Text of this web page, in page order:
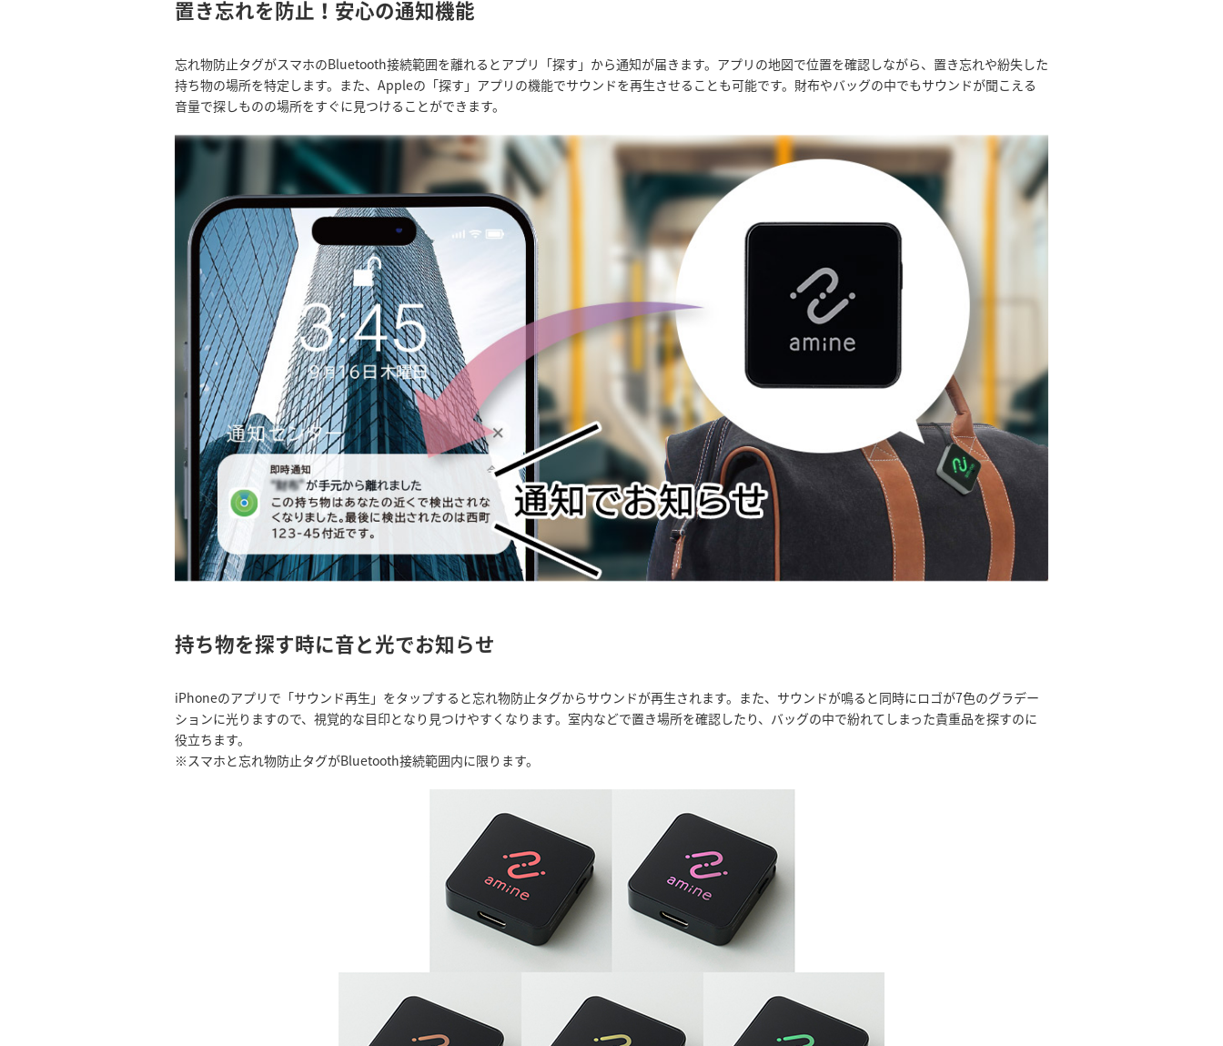
置き忘れを防止！安心の通知機能
忘れ物防止タグがスマホのBluetooth接続範囲を離れるとアプリ「探す」から通知が届きます。アプリの地図で位置を確認しながら、置き忘れや紛失した
持ち物の場所を特定します。また、Appleの「探す」アプリの機能でサウンドを再生させることも可能です。財布やバッグの中でもサウンドが聞こえる
音量で探しものの場所をすぐに見つけることができます。
持ち物を探す時に音と光でお知らせ
iPhoneのアプリで「サウンド再生」をタップすると忘れ物防止タグからサウンドが再生されます。また、サウンドが鳴ると同時にロゴが7色のグラデー
ションに光りますので、視覚的な目印となり見つけやすくなります。室内などで置き場所を確認したり、バッグの中で紛れてしまった貴重品を探すのに
役立ちます。
※スマホと忘れ物防止タグがBluetooth接続範囲内に限ります。